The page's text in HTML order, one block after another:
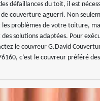
défaillances du toit, il est
couverture aguerri. Non
problèmes de votre toiture,
solutions adaptées. Pour
le couvreur G.David
c’est le couvreur préféré